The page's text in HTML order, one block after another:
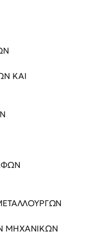
ΚΑΙ
ΜΗΧΑΝΙΚΩΝ